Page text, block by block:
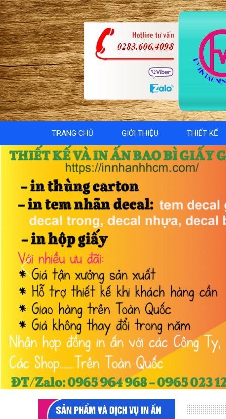
TRANG CHỦ GIỚI THIỆU THIẾT KẾ
SẢN PHẨM VÀ DỊCH VỤ IN ẤN